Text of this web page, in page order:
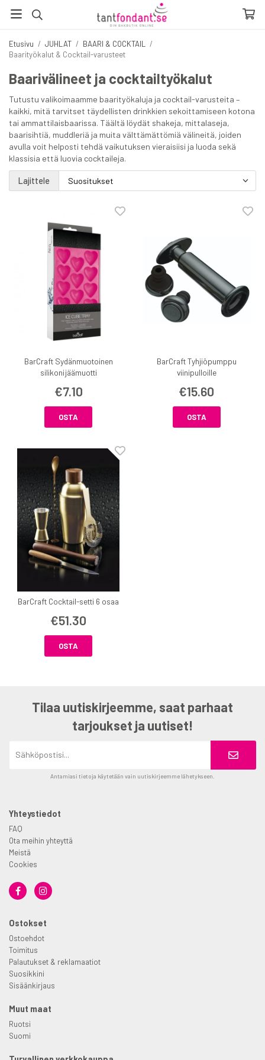
Etusivu / JUHLAT / BAARI & COCKTAIL
/
Baarityökalut & Cocktail-varusteet
Baarivälineet ja cocktailtyökalut
Tutustu valikoimaamme baarityökaluja ja cocktail-varusteita –
kaikki, mitä tarvitset täydellisten drinkkien sekoittamiseen kotona
tai ammattilaisbaarissa. Täältä löydät shakeja, mittalaseja,
baarisihtiä, muddleriä ja muita välttämättömiä välineitä, joiden
avulla voit helposti tehdä vaikutuksen vieraisiisi ja luoda sekä
klassisia että luovia cocktaileja.
Lajittele
BarCraft Sydänmuotoinen
silikonijäämuotti
€7.10
OSTA
BarCraft Tyhjiöpumppu
viinipulloille
€15.60
OSTA
BarCraft Cocktail-setti 6 osaa
€51.30
OSTA
Tilaa uutiskirjeemme, saat parhaat
tarjoukset ja uutiset!
Antamiasi tietoja käytetään vain uutiskirjeemme lähetykseen.
Yhteystiedot
FAQ
Ota meihin yhteyttä
Meistä
Cookies
Ostokset
Ostoehdot
Toimitus
Palautukset & reklamaatiot
Suosikkini
Sisäänkirjaus
Muut maat
Ruotsi
Suomi